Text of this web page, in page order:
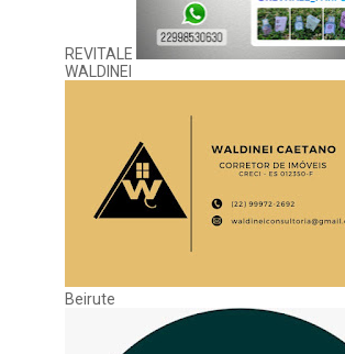
REVITALE
WALDINEI
Beirute